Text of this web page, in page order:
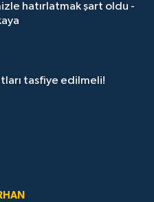
hatırlatmak şart oldu -
tasfiye edilmeli!